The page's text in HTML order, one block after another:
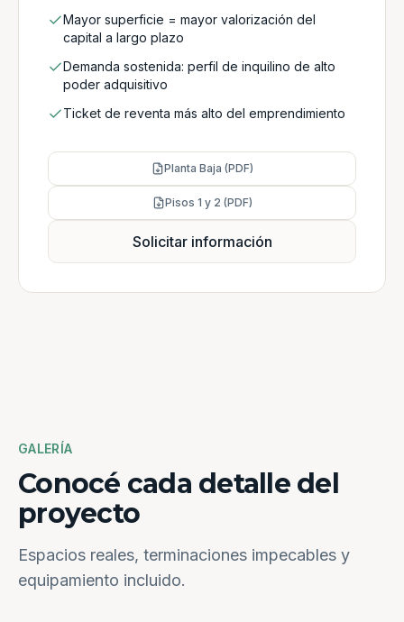
Mayor superficie = mayor valorización del
capital a largo plazo
Demanda sostenida: perfil de inquilino de alto
poder adquisitivo
Ticket de reventa más alto del emprendimiento
Planta Baja (PDF)
Pisos 1 y 2 (PDF)
Solicitar información
GALERÍA
Conocé cada detalle del
proyecto
Espacios reales, terminaciones impecables y
equipamiento incluido.